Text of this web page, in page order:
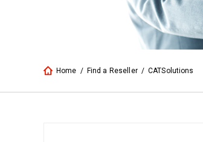
Home / Find a Reseller / CATSolutions